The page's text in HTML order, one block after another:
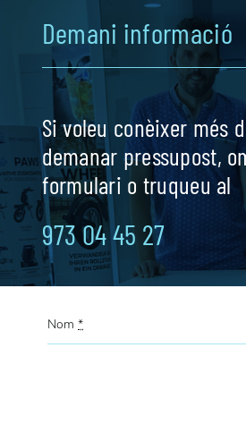
Demani informació
Si voleu conèixer més
demanar pressupost,
formulari o truqueu al
973 04 45 27
Nom*